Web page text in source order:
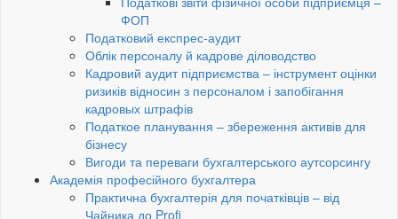
ФОП
Податковий експрес-аудит
Облік персоналу й кадрове діловодство
Кадровий аудит підприємства – інструмент оцінки
ризиків відносин з персоналом і запобігання
кадровых штрафів
Податкое планування – збереження активів для
бізнесу
Вигоди та переваги бухгалтерського аутсорсингу
Академія професійного бухгалтера
Практична бухгалтерія для початківців – від
Чайника до Profi